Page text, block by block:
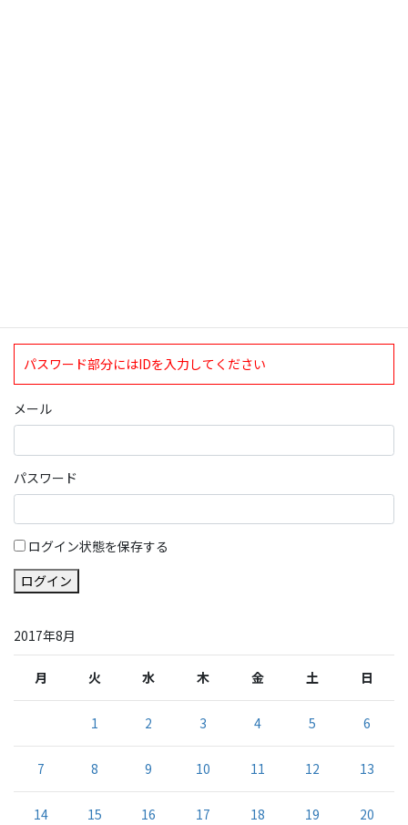
パスワード部分にはIDを入力してください
メール
パスワード
ログイン状態を保存する
ログイン
2017年8月
月 火 水 木 金 土 日
1 2 3 4 5 6
7 8 9 10 11 12 13
14 15 16 17 18 19 20